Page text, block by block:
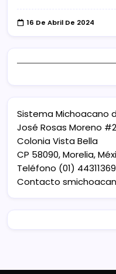
16 De Abril De 2024
Sistema Michoacano
José Rosas Moreno
Colonia Vista Bella
CP 58090, Morelia,
Teléfono (01)
Contacto